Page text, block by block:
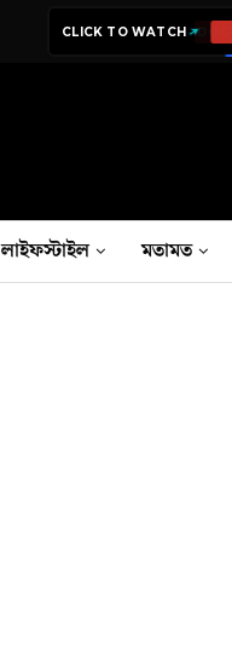
CLICK TO WATCH
লাইফস্টাইল মতামত